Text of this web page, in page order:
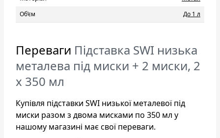
Об’єм
До 1 л
Переваги Підставка SWI низька
металева під миски + 2 миски, 2
х 350 мл
Купівля підставки SWI низької металевої під
миски разом з двома мисками по 350 мл у
нашому магазині має свої переваги.